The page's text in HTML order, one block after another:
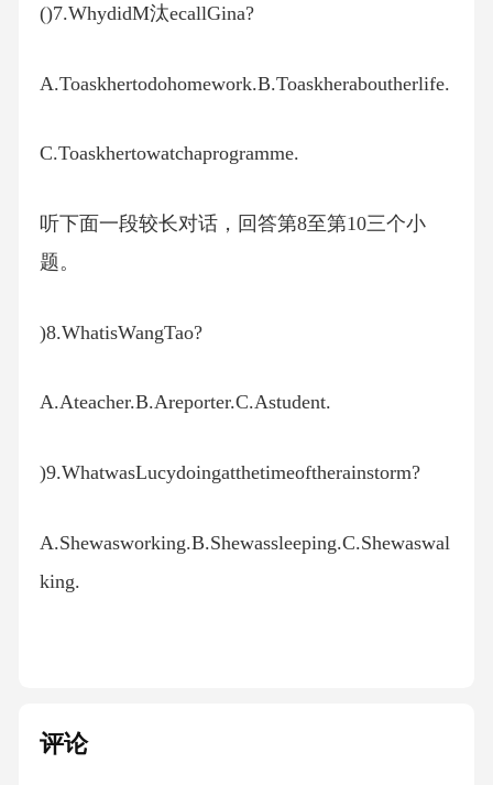
()7.WhydidM汰ecallGina?
A.Toaskhertodohomework.B.Toaskheraboutherlife.
C.Toaskhertowatchaprogramme.
听下面一段较长对话，回答第8至第10三个小
题。
)8.WhatisWangTao?
A.Ateacher.B.Areporter.C.Astudent.
)9.WhatwasLucydoingatthetimeoftherainstorm?
A.Shewasworking.B.Shewassleeping.C.Shewaswal
king.
评论